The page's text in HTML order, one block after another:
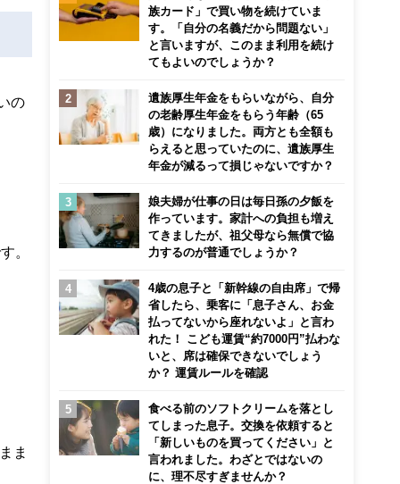
の
。
ま
族カード」で買い物を続けていま
す。「自分の名義だから問題ない」
と言いますが、このまま利用を続け
てもよいのでしょうか？
遺族厚生年金をもらいながら、自分
の老齢厚生年金をもらう年齢（65
歳）になりました。両方とも全額も
らえると思っていたのに、遺族厚生
年金が減るって損じゃないですか？
娘夫婦が仕事の日は毎日孫の夕飯を
作っています。家計への負担も増え
てきましたが、祖父母なら無償で協
力するのが普通でしょうか？
4歳の息子と「新幹線の自由席」で帰
省したら、乗客に「息子さん、お金
払ってないから座れないよ」と言わ
れた！ こども運賃“約7000円”払わな
いと、席は確保できないでしょう
か？ 運賃ルールを確認
食べる前のソフトクリームを落とし
てしまった息子。交換を依頼すると
「新しいものを買ってください」と
言われました。わざとではないの
に、理不尽すぎませんか？